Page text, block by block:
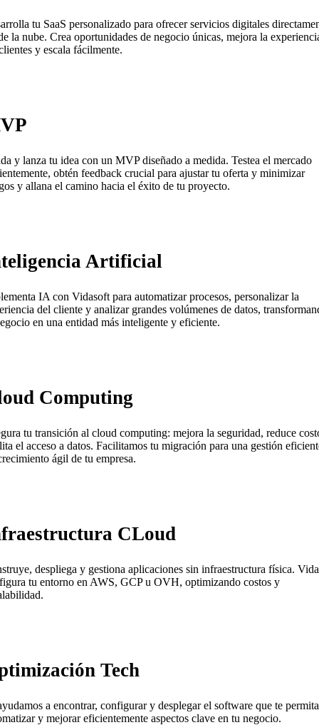
tu SaaS personalizado para ofrecer servicios digitales
la nube. Crea oportunidades de negocio únicas, mejora la
y escala fácilmente.
y lanza tu idea con un MVP diseñado a medida. Testea el mercado
obtén feedback crucial para ajustar tu oferta y minimizar
y allana el camino hacia el éxito de tu proyecto.
Artificial
IA con Vidasoft para automatizar procesos, personalizar la
del cliente y analizar grandes volúmenes de datos,
en una entidad más inteligente y eficiente.
Computing
tu transición al cloud computing: mejora la seguridad, reduce
el acceso a datos. Facilitamos tu migración para una gestión
ágil de tu empresa.
CLoud
despliega y gestiona aplicaciones sin infraestructura física.
tu entorno en AWS, GCP u OVH, optimizando costos y
Tech
a encontrar, configurar y desplegar el software que te permita
y mejorar eficientemente aspectos clave en tu negocio.